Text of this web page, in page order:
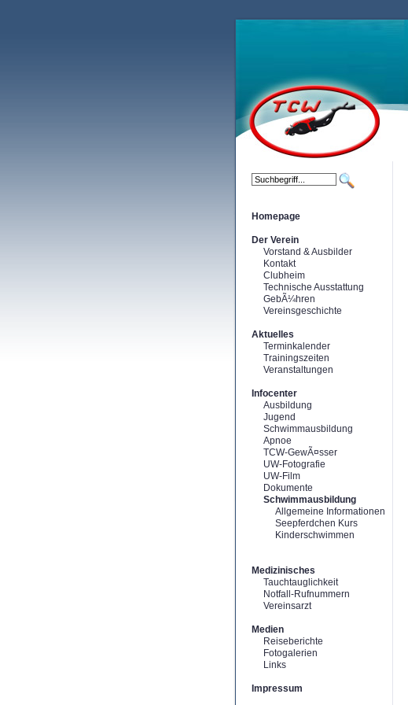
Homepage
Der Verein
Vorstand & Ausbilder
Kontakt
Clubheim
Technische Ausstattung
GebÃ¼hren
Vereinsgeschichte
Aktuelles
Terminkalender
Trainingszeiten
Veranstaltungen
Infocenter
Ausbildung
Jugend
Schwimmausbildung
Apnoe
TCW-GewÃ¤sser
UW-Fotografie
UW-Film
Dokumente
Schwimmausbildung
Allgemeine Informationen
Seepferdchen Kurs
Kinderschwimmen
Medizinisches
Tauchtauglichkeit
Notfall-Rufnummern
Vereinsarzt
Medien
Reiseberichte
Fotogalerien
Links
Impressum